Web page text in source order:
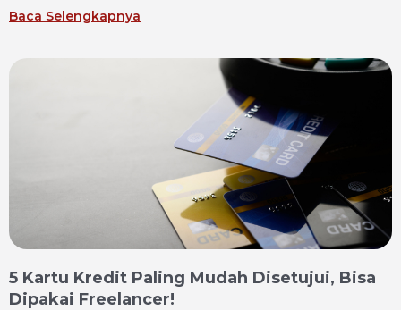
Baca Selengkapnya
5 Kartu Kredit Paling Mudah Disetujui, Bisa
Dipakai Freelancer!